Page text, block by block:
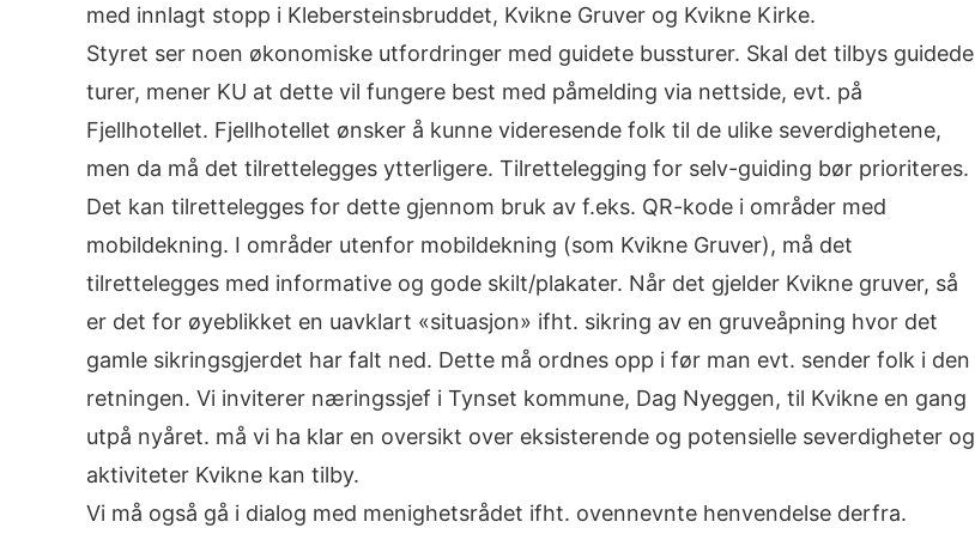
med innlagt stopp i Klebersteinsbruddet, Kvikne Gruver og Kvikne Kirke.
Styret ser noen økonomiske utfordringer med guidete bussturer. Skal det tilbys guidede
turer, mener KU at dette vil fungere best med påmelding via nettside, evt. på
Fjellhotellet. Fjellhotellet ønsker å kunne videresende folk til de ulike severdighetene,
men da må det tilrettelegges ytterligere. Tilrettelegging for selv-guiding bør prioriteres.
Det kan tilrettelegges for dette gjennom bruk av f.eks. QR-kode i områder med
mobildekning. I områder utenfor mobildekning (som Kvikne Gruver), må det
tilrettelegges med informative og gode skilt/plakater. Når det gjelder Kvikne gruver, så
er det for øyeblikket en uavklart «situasjon» ifht. sikring av en gruveåpning hvor det
gamle sikringsgjerdet har falt ned. Dette må ordnes opp i før man evt. sender folk i den
retningen. Vi inviterer næringssjef i Tynset kommune, Dag Nyeggen, til Kvikne en gang
utpå nyåret. må vi ha klar en oversikt over eksisterende og potensielle severdigheter og
aktiviteter Kvikne kan tilby.
Vi må også gå i dialog med menighetsrådet ifht. ovennevnte henvendelse derfra.